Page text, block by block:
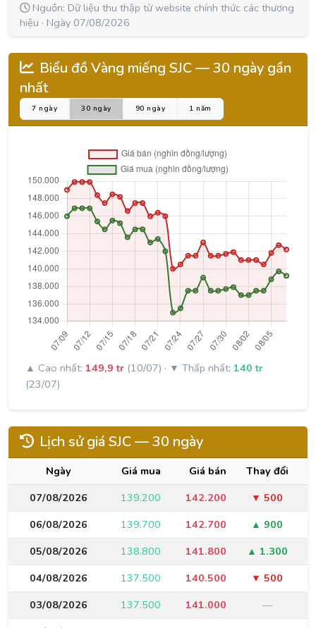
Nguồn: Dữ liệu thu thập từ website chính thức các thương
hiệu · Ngày 07/08/2026
Biểu đồ Vàng miếng SJC —30 ngày gần
nhất
7 ngày 30 ngày 90 ngày 1 năm
▲ Cao nhất: 149,9 tr (10/07) · ▼ Thấp nhất: 140 tr
(23/07)
Lịch sử giá SJC —30 ngày
Ngày Giá mua Giá bán
Thay đổi
07/08/2026
139.200 142.200
▼ 500
06/08/2026
139.700 142.700
▲ 900
05/08/2026
138.800 141.800
▲ 1.300
04/08/2026
137.500 140.500
▼ 500
03/08/2026
137.500 141.000
—